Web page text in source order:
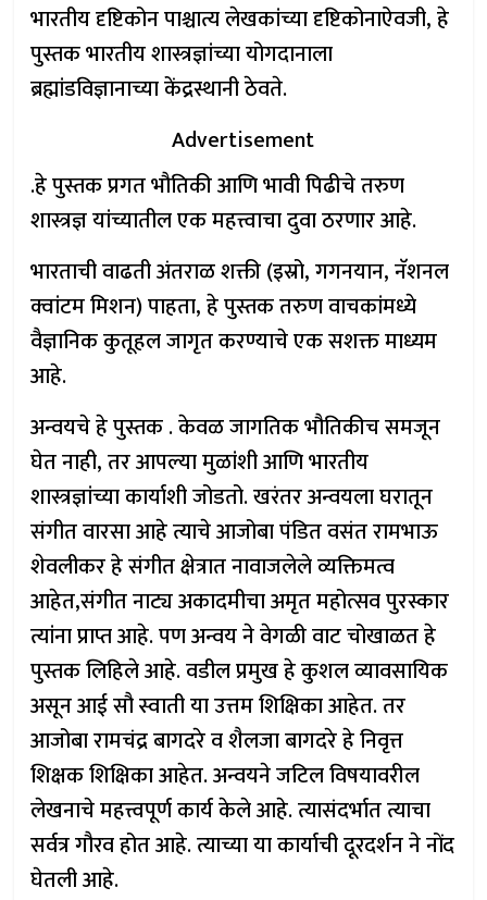
भारतीय दृष्टिकोन पाश्चात्य लेखकांच्या दृष्टिकोनाऐवजी, हे
पुस्तक भारतीय शास्त्रज्ञांच्या योगदानाला
ब्रह्मांडविज्ञानाच्या केंद्रस्थानी ठेवते.
Advertisement
.हे पुस्तक प्रगत भौतिकी आणि भावी पिढीचे तरुण
शास्त्रज्ञ यांच्यातील एक महत्त्वाचा दुवा ठरणार आहे.
भारताची वाढती अंतराळ शक्ती (इस्रो, गगनयान, नॅशनल
क्वांटम मिशन) पाहता, हे पुस्तक तरुण वाचकांमध्ये
वैज्ञानिक कुतूहल जागृत करण्याचे एक सशक्त माध्यम
आहे.
अन्वयचे हे पुस्तक . केवळ जागतिक भौतिकीच समजून
घेत नाही, तर आपल्या मुळांशी आणि भारतीय
शास्त्रज्ञांच्या कार्याशी जोडतो. खरंतर अन्वयला घरातून
संगीत वारसा आहे त्याचे आजोबा पंडित वसंत रामभाऊ
शेवलीकर हे संगीत क्षेत्रात नावाजलेले व्यक्तिमत्व
आहेत,संगीत नाट्य अकादमीचा अमृत महोत्सव पुरस्कार
त्यांना प्राप्त आहे. पण अन्वय ने वेगळी वाट चोखाळत हे
पुस्तक लिहिले आहे. वडील प्रमुख हे कुशल व्यावसायिक
असून आई सौ स्वाती या उत्तम शिक्षिका आहेत. तर
आजोबा रामचंद्र बागदरे व शैलजा बागदरे हे निवृत्त
शिक्षक शिक्षिका आहेत. अन्वयने जटिल विषयावरील
लेखनाचे महत्त्वपूर्ण कार्य केले आहे. त्यासंदर्भात त्याचा
सर्वत्र गौरव होत आहे. त्याच्या या कार्याची दूरदर्शन ने नोंद
घेतली आहे.